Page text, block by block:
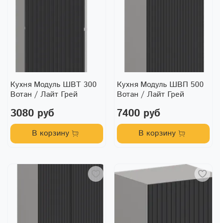
Кухня Модуль ШВТ 300
Вотан / Лайт Грей
3080 руб
В корзину
Кухня Модуль ШВП 500
Вотан / Лайт Грей
7400 руб
В корзину